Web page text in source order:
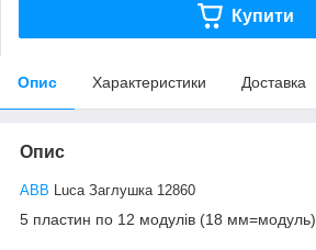
Купити
Опис Характеристики Доставка
Опис
ABB Luca Заглушка 12860
5 пластин по 12 модулів (18 мм=модуль).